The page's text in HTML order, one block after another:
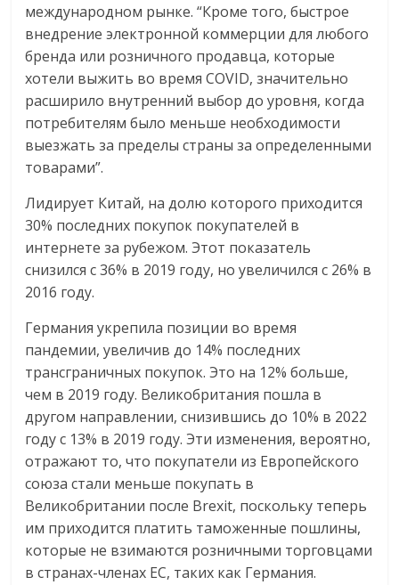
международном рынке. “Кроме того, быстрое
внедрение электронной коммерции для любого
бренда или розничного продавца, которые
хотели выжить во время COVID, значительно
расширило внутренний выбор до уровня, когда
потребителям было меньше необходимости
выезжать за пределы страны за определенными
товарами”.
Лидирует Китай, на долю которого приходится
30% последних покупок покупателей в
интернете за рубежом. Этот показатель
снизился с 36% в 2019 году, но увеличился с 26% в
2016 году.
Германия укрепила позиции во время
пандемии, увеличив до 14% последних
трансграничных покупок. Это на 12% больше,
чем в 2019 году. Великобритания пошла в
другом направлении, снизившись до 10% в 2022
году с 13% в 2019 году. Эти изменения, вероятно,
отражают то, что покупатели из Европейского
союза стали меньше покупать в
Великобритании после Brexit, поскольку теперь
им приходится платить таможенные пошлины,
которые не взимаются розничными торговцами
в странах-членах ЕС, таких как Германия.